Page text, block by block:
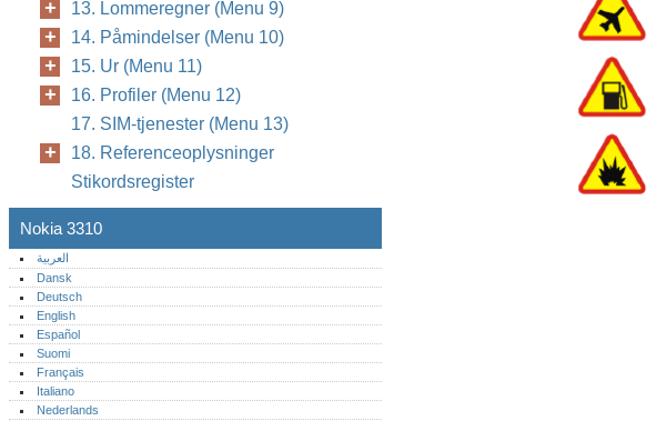
13. Lommeregner (Menu 9)
14. Påmindelser (Menu 10)
15. Ur (Menu 11)
16. Profiler (Menu 12)
17. SIM-tjenester (Menu 13)
18. Referenceoplysninger
Stikordsregister
Nokia 3310
العربية
Dansk
Deutsch
English
Español
Suomi
Français
Italiano
Nederlands